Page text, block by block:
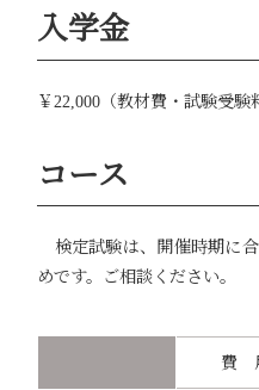
入学金
￥22,000（教材費・試験受験
コース
検定試験は、開催時期に
めです。ご相談ください。
費